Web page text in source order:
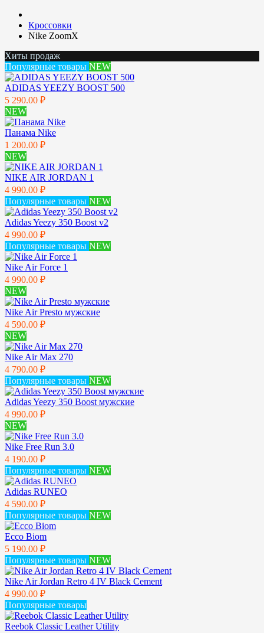
Кроссовки
Nike ZoomX
Хиты продаж
Популярные товары NEW
ADIDAS YEEZY BOOST 500
5 290.00 ₽
NEW
Панама Nike
1 200.00 ₽
NEW
NIKE AIR JORDAN 1
4 990.00 ₽
Популярные товары NEW
Adidas Yeezy 350 Boost v2
4 990.00 ₽
Популярные товары NEW
Nike Air Force 1
4 990.00 ₽
NEW
Nike Air Presto мужские
4 590.00 ₽
NEW
Nike Air Max 270
4 790.00 ₽
Популярные товары NEW
Adidas Yeezy 350 Boost мужские
4 990.00 ₽
NEW
Nike Free Run 3.0
4 190.00 ₽
Популярные товары NEW
Adidas RUNEO
4 590.00 ₽
Популярные товары NEW
Ecco Biom
5 190.00 ₽
Популярные товары NEW
Nike Air Jordan Retro 4 IV Black Cement
4 990.00 ₽
Популярные товары
Reebok Classic Leather Utility